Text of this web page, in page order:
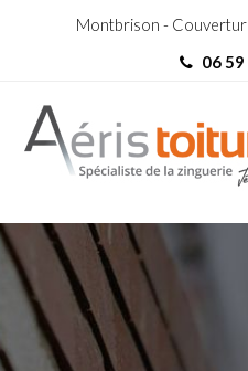
Montbrison -
06